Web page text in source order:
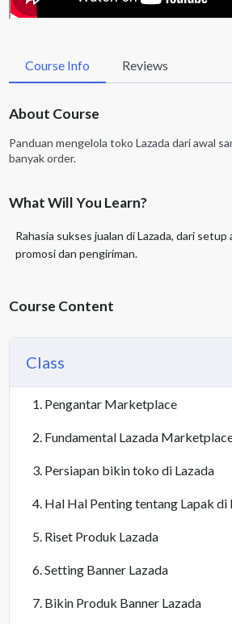
Course Info Reviews
About Course
Panduan mengelola toko Lazada dari awal
banyak order.
What Will You Learn?
Rahasia sukses jualan di Lazada, dari
promosi dan pengiriman.
Course Content
Class
1. Pengantar Marketplace
2. Fundamental Lazada
3. Persiapan bikin toko di Lazada
4. Hal Hal Penting tentang Lapak di
5. Riset Produk Lazada
6. Setting Banner Lazada
7. Bikin Produk Banner Lazada